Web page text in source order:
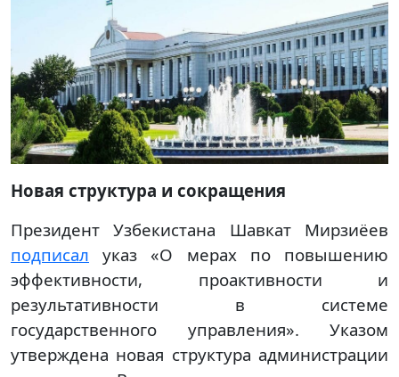
Новая структура и сокращения
Президент Узбекистана Шавкат Мирзиёев
подписал указ «О мерах по повышению
эффективности, проактивности и
результативности в системе
государственного управления». Указом
утверждена новая структура администрации